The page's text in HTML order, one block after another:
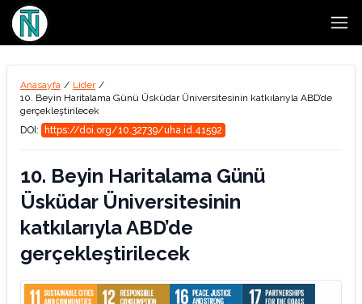
Anasayfa / Lider /
10. Beyin Haritalama Günü Üsküdar Üniversitesinin katkılarıyla ABD’de
gerçekleştirilecek
DOI:
https://doi.org/10.32739/uha.id.41592
10. Beyin Haritalama Günü
Üsküdar Üniversitesinin
katkılarıyla ABD’de
gerçekleştirilecek